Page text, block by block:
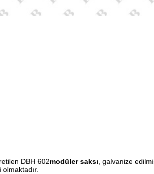
DBH 602modüler saksı , galvanize